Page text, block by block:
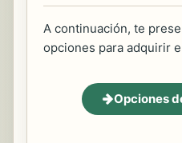
A continuación, te
opciones para adquirir
Opciones